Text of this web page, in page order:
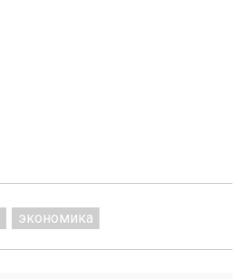
экономика